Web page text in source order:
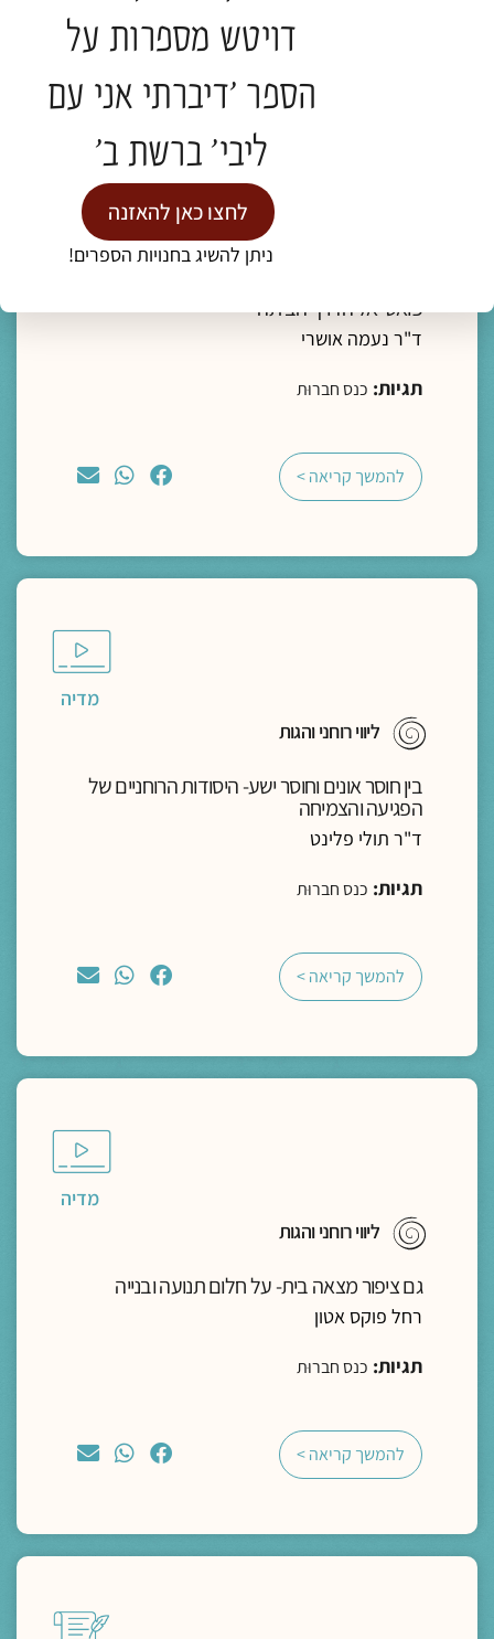
מדיה
פואטי אל הדרך הביתה
ד"ר נעמה אושרי
תגיות: כנס חברוּת
להמשך קריאה >
מדיה
ליווי רוחני והגות
בין חוסר אונים וחוסר ישע- היסודות הרוחניים של
הפגיעה והצמיחה
ד"ר תולי פלינט
תגיות: כנס חברוּת
להמשך קריאה >
מדיה
ליווי רוחני והגות
גם ציפור מצאה בית- על חלום תנועה ובנייה
רחל פוקס אטון
תגיות: כנס חברוּת
להמשך קריאה >
דויטש מספרות על
הספר 'דיברתי אני עם
ליבי' ברשת ב'
לחצו כאן להאזנה
ניתן להשיג בחנויות הספרים!